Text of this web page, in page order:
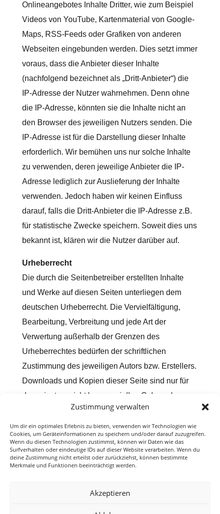
Zustimmung verwalten
Um dir ein optimales Erlebnis zu bieten, verwenden wir Technologien wie
Cookies, um Geräteinformationen zu speichern und/oder darauf zuzugreifen.
Wenn du diesen Technologien zustimmst, können wir Daten wie das
Surfverhalten oder eindeutige IDs auf dieser Website verarbeiten. Wenn du
deine Zustimmung nicht erteilst oder zurückziehst, können bestimmte
Merkmale und Funktionen beeinträchtigt werden.
Akzeptieren
Onlineangebotes Inhalte Dritter, wie zum Beispiel
Videos von YouTube, Kartenmaterial von Google-
Maps, RSS-Feeds oder Grafiken von anderen
Webseiten eingebunden werden. Dies setzt immer
voraus, dass die Anbieter dieser Inhalte
(nachfolgend bezeichnet als „Dritt-Anbieter“) die
IP-Adresse der Nutzer wahrnehmen. Denn ohne
die IP-Adresse, könnten sie die Inhalte nicht an
den Browser des jeweiligen Nutzers senden. Die
IP-Adresse ist für die Darstellung dieser Inhalte
erforderlich. Wir bemühen uns nur solche Inhalte
zu verwenden, deren jeweilige Anbieter die IP-
Adresse lediglich zur Auslieferung der Inhalte
verwenden. Jedoch haben wir keinen Einfluss
darauf, falls die Dritt-Anbieter die IP-Adresse z.B.
für statistische Zwecke speichern. Soweit dies uns
bekannt ist, klären wir die Nutzer darüber auf.
Urheberrecht
Die durch die Seitenbetreiber erstellten Inhalte
und Werke auf diesen Seiten unterliegen dem
deutschen Urheberrecht. Die Vervielfältigung,
Bearbeitung, Verbreitung und jede Art der
Verwertung außerhalb der Grenzen des
Urheberrechtes bedürfen der schriftlichen
Zustimmung des jeweiligen Autors bzw. Erstellers.
Downloads und Kopien dieser Seite sind nur für
den privaten, nicht kommerziellen Gebrauch
gestattet. Soweit die Inhalte auf dieser Seite nicht
vom Betreiber erstellt wurden, werden die
Urheberrechte Dritter beachtet. Insbesondere
werden Inhalte Dritter als solche gekennzeichnet.
Sollten Sie trotzdem auf eine
bitten wir um einen entsprechenden Hinweis.